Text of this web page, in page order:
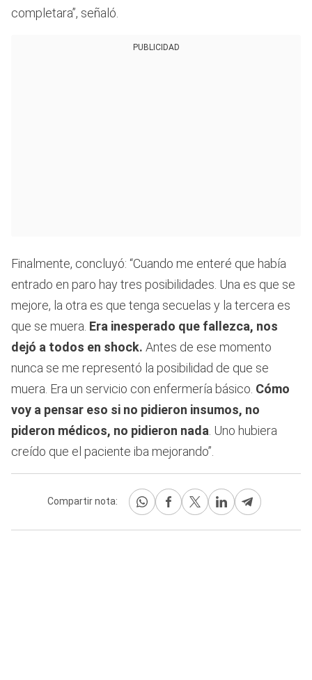
completara”, señaló.
PUBLICIDAD
Finalmente, concluyó: “Cuando me enteré que había
entrado en paro hay tres posibilidades. Una es que se
mejore, la otra es que tenga secuelas y la tercera es
que se muera. Era inesperado que fallezca, nos
dejó a todos en shock. Antes de ese momento
nunca se me representó la posibilidad de que se
muera. Era un servicio con enfermería básico. Cómo
voy a pensar eso si no pidieron insumos, no
pideron médicos, no pidieron nada . Uno hubiera
creído que el paciente iba mejorando”.
Compartir nota: